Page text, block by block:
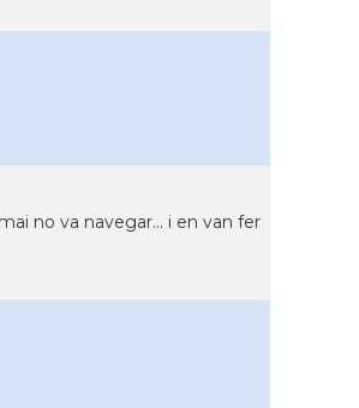
no va navegar... i en van fer